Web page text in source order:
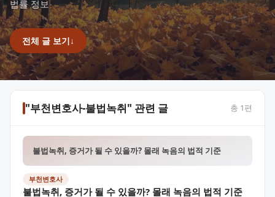
법률 정보
전체 글 보기↓
"부천변호사-불법녹취" 관련 글 총 1편
불법녹취, 증거가 될 수 있을까? 몰래 녹음의 법적 기준
부천변호사
불법녹취, 증거가 될 수 있을까? 몰래 녹음의 법적 기준